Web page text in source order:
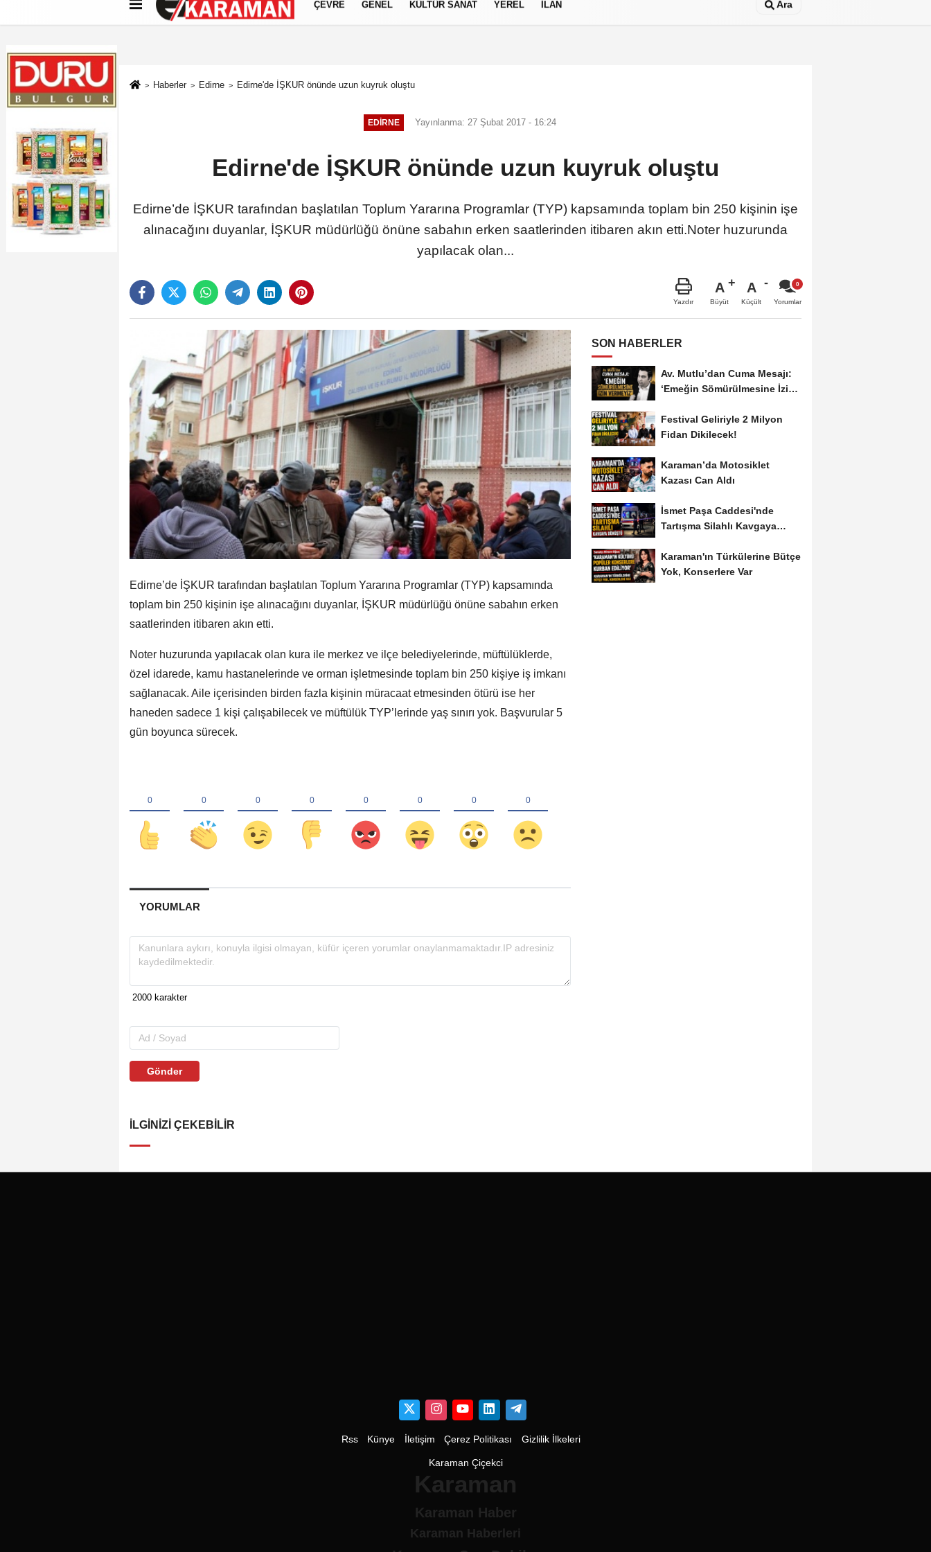
Künye İletişim Çerez Politikası Gizlilik İlkeleri
ÇEVRE GENEL KÜLTÜR SANAT YEREL İLAN Ara
Haberler Edirne Edirne'de İŞKUR önünde uzun kuyruk oluştu
EDIRNE Yayınlanma: 27 Şubat 2017 - 16:24
Edirne'de İŞKUR önünde uzun kuyruk oluştu
Edirne’de İŞKUR tarafından başlatılan Toplum Yararına Programlar (TYP) kapsamında toplam bin 250 kişinin işe
alınacağını duyanlar, İŞKUR müdürlüğü önüne sabahın erken saatlerinden itibaren akın etti.Noter huzurunda
yapılacak olan...
Yazdır
A
Büyüt
A
Küçült Yorumlar
Edirne’de İŞKUR tarafından başlatılan Toplum Yararına Programlar (TYP) kapsamında
toplam bin 250 kişinin işe alınacağını duyanlar, İŞKUR müdürlüğü önüne sabahın erken
saatlerinden itibaren akın etti.
Noter huzurunda yapılacak olan kura ile merkez ve ilçe belediyelerinde, müftülüklerde,
özel idarede, kamu hastanelerinde ve orman işletmesinde toplam bin 250 kişiye iş imkanı
sağlanacak. Aile içerisinden birden fazla kişinin müracaat etmesinden ötürü ise her
haneden sadece 1 kişi çalışabilecek ve müftülük TYP’lerinde yaş sınırı yok. Başvurular 5
gün boyunca sürecek.
YORUMLAR
Gönder
İLGINIZI ÇEKEBILIR
SON HABERLER
Av. Mutlu’dan Cuma Mesajı:
‘Emeğin Sömürülmesine İzin
Festival Geliriyle 2 Milyon
Fidan Dikilecek!
Karaman’da Motosiklet
Kazası Can Aldı
İsmet Paşa Caddesi'nde
Tartışma Silahlı Kavgaya
Karaman'ın Türkülerine Bütçe
Yok, Konserlere Var
Rss Künye İletişim Çerez Politikası Gizlilik İlkeleri
Karaman Çiçekci
Karaman
Karaman Haber
Karaman Haberleri